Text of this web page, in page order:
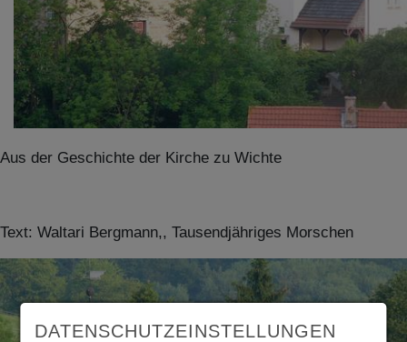
Aus der Geschichte der Kirche zu Wichte
Text: Waltari Bergmann,, Tausendjähriges Morschen
DATENSCHUTZEINSTELLUNGEN